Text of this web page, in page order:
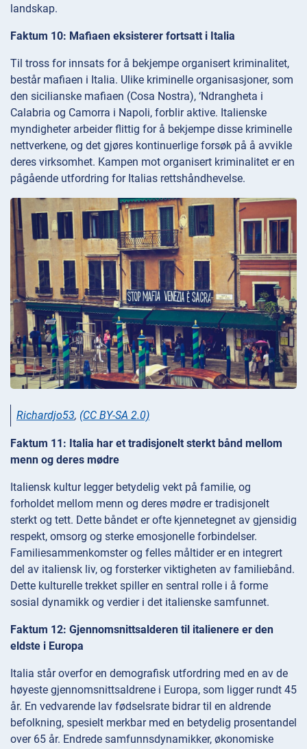
landskap.
Faktum 10: Mafiaen eksisterer fortsatt i Italia
Til tross for innsats for å bekjempe organisert kriminalitet,
består mafiaen i Italia. Ulike kriminelle organisasjoner, som
den sicilianske mafiaen (Cosa Nostra), ‘Ndrangheta i
Calabria og Camorra i Napoli, forblir aktive. Italienske
myndigheter arbeider flittig for å bekjempe disse kriminelle
nettverkene, og det gjøres kontinuerlige forsøk på å avvikle
deres virksomhet. Kampen mot organisert kriminalitet er en
pågående utfordring for Italias rettshåndhevelse.
Richardjo53, (CC BY-SA 2.0)
Faktum 11: Italia har et tradisjonelt sterkt bånd mellom
menn og deres mødre
Italiensk kultur legger betydelig vekt på familie, og
forholdet mellom menn og deres mødre er tradisjonelt
sterkt og tett. Dette båndet er ofte kjennetegnet av gjensidig
respekt, omsorg og sterke emosjonelle forbindelser.
Familiesammenkomster og felles måltider er en integrert
del av italiensk liv, og forsterker viktigheten av familiebånd.
Dette kulturelle trekket spiller en sentral rolle i å forme
sosial dynamikk og verdier i det italienske samfunnet.
Faktum 12: Gjennomsnittsalderen til italienere er den
eldste i Europa
Italia står overfor en demografisk utfordring med en av de
høyeste gjennomsnittsaldrene i Europa, som ligger rundt 45
år. En vedvarende lav fødselsrate bidrar til en aldrende
befolkning, spesielt merkbar med en betydelig prosentandel
over 65 år. Endrede samfunnsdynamikker, økonomiske